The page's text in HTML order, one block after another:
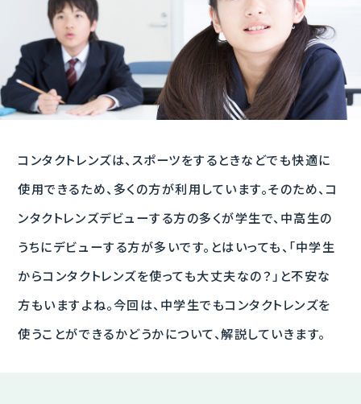
コンタクトレンズは、スポーツをするときなどでも快適に
使用できるため、多くの方が利用しています。そのため、コ
ンタクトレンズデビューする方の多くが学生で、中高生の
うちにデビューする方が多いです。とはいっても、「中学生
からコンタクトレンズを使っても大丈夫なの？」と不安な
方もいますよね。今回は、中学生でもコンタクトレンズを
使うことができるかどうかについて、解説していきます。